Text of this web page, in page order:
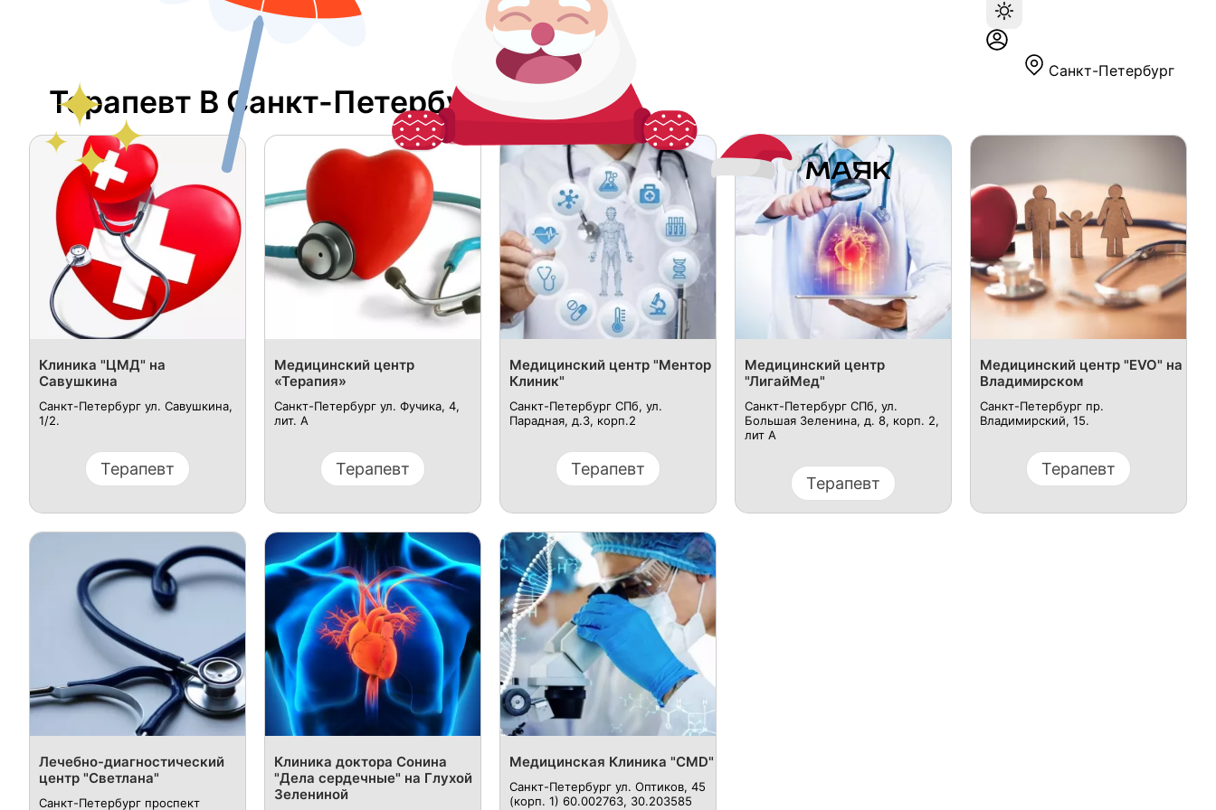
Санкт-Петербург
Терапевт В Санкт-Петербурге
Клиника "ЦМД" на
Савушкина
Санкт-Петербург ул. Савушкина,
1/2.
Терапевт
Медицинский центр
«Терапия»
Санкт-Петербург ул. Фучика, 4,
лит. А
Терапевт
Медицинский центр "Ментор
Клиник"
Санкт-Петербург СПб, ул.
Парадная, д.3, корп.2
Терапевт
Медицинский центр
"ЛигайМед"
Санкт-Петербург СПб, ул.
Большая Зеленина, д. 8, корп. 2,
лит А
Терапевт
Медицинский центр "EVO" на
Владимирском
Санкт-Петербург пр.
Владимирский, 15.
Терапевт
Лечебно-диагностический
центр "Светлана"
Санкт-Петербург проспект
Клиника доктора Сонина
"Дела сердечные" на Глухой
Зелениной
Медицинская Клиника "CMD"
Санкт-Петербург ул. Оптиков, 45
(корп. 1) 60.002763, 30.203585